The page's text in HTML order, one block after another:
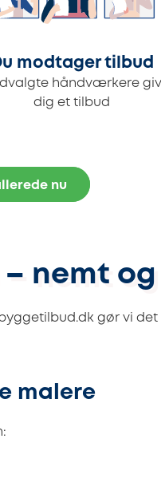
modtager tilbud
håndværkere
dig et tilbud
nu
– nemt
gør vi
malere